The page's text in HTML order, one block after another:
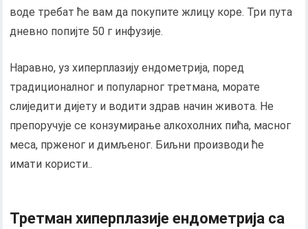
воде требат ће вам да покупите жлицу коре. Три пута
дневно попијте 50 г инфузије.
Наравно, уз хиперплазију ендометрија, поред
традиционалног и популарног третмана, морате
слиједити дијету и водити здрав начин живота. Не
препоручује се конзумирање алкохолних пића, масног
меса, прженог и димљеног. Биљни производи ће
имати користи..
Третман хиперплазије ендометрија са